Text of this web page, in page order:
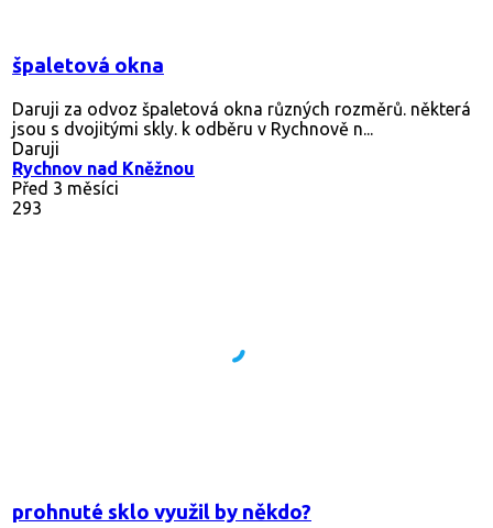
špaletová okna
Daruji za odvoz špaletová okna různých rozměrů. některá
jsou s dvojitými skly. k odběru v Rychnově n...
Daruji
Rychnov nad Kněžnou
Před 3 měsíci
293
prohnuté sklo využil by někdo?